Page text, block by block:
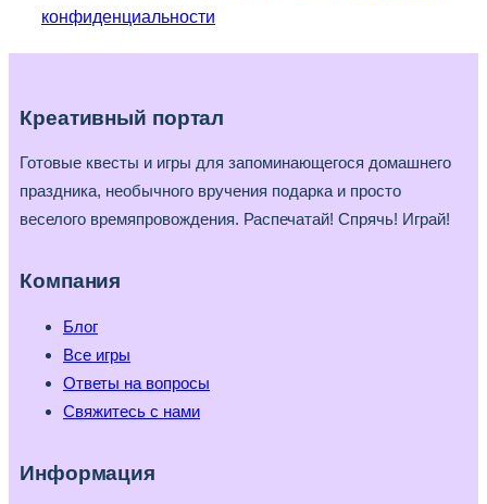
конфиденциальности
Креативный портал
Готовые квесты и игры для запоминающегося домашнего
праздника, необычного вручения подарка и просто
веселого времяпровождения. Распечатай! Спрячь! Играй!
Компания
Блог
Все игры
Ответы на вопросы
Свяжитесь с нами
Информация